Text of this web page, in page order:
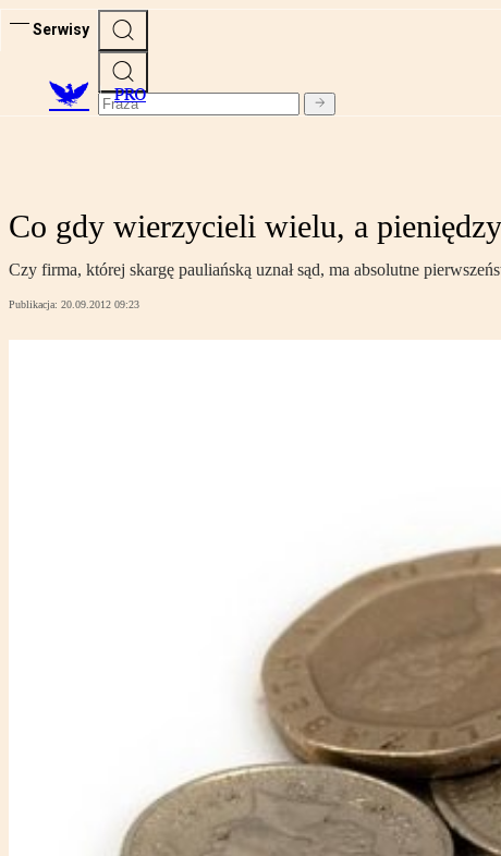
Serwisy
PRO
Co gdy wierzycieli wielu, a
Czy firma, której skargę pauliańską uznał sąd, ma absolutne
Publikacja: 20.09.2012 09:23